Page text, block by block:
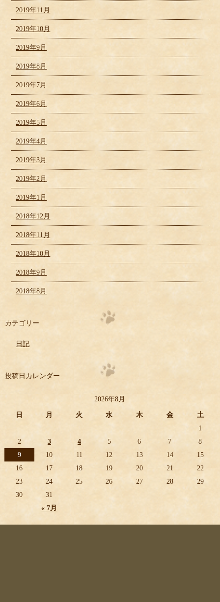
2019年11月
2019年10月
2019年9月
2019年8月
2019年7月
2019年6月
2019年5月
2019年4月
2019年3月
2019年2月
2019年1月
2018年12月
2018年11月
2018年10月
2018年9月
2018年8月
カテゴリー
日記
投稿日カレンダー
2026年8月
日 月 火 水 木 金 土
« 7月
1
2
3 4 5 6 7
8
9
10 11 12 13 14
15
16
17 18 19 20 21
22
23
24 25 26 27 28
29
30
31